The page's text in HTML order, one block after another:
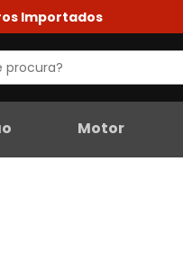
Importados
Motor